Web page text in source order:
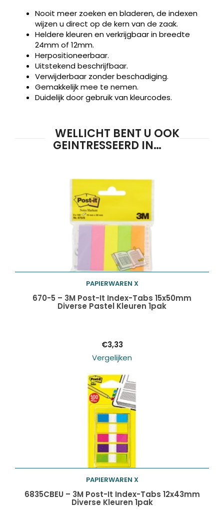
Nooit meer zoeken en bladeren, de indexen
wijzen u direct op de kern van de zaak.
Heldere kleuren en verkrijgbaar in breedte
24mm of 12mm.
Herpositioneerbaar.
Uitstekend beschrijfbaar.
Verwijderbaar zonder beschadiging.
Gemakkelijk mee te nemen.
Duidelijk door gebruik van kleurcodes.
WELLICHT BENT U OOK
GEINTRESSEERD IN…
Toevoegen aan
PAPIERWAREN X
670-5 – 3M Post-It Index-Tabs 15x50mm
Diverse Pastel Kleuren 1pak
€3,33
Vergelijken
Toevoegen aan
PAPIERWAREN X
6835CBEU – 3M Post-It Index-Tabs 12x43mm
Diverse Kleuren 1pak
Producten
zoeken